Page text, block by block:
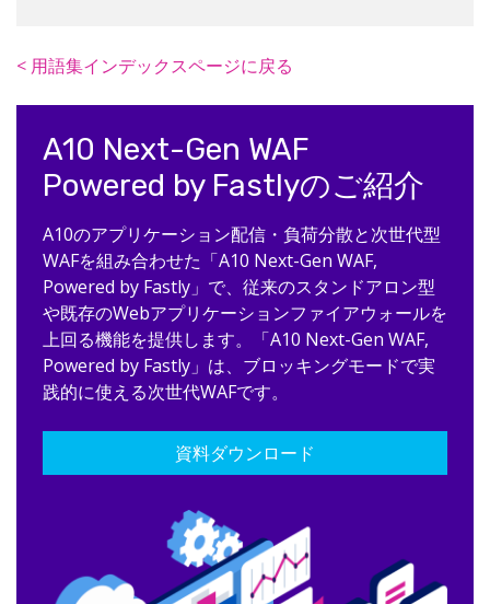
< 用語集インデックスページに戻る
A10 Next-Gen WAF
Powered by Fastlyのご紹介
A10のアプリケーション配信・負荷分散と次世代型
WAFを組み合わせた「A10 Next-Gen WAF,
Powered by Fastly」で、従来のスタンドアロン型
や既存のWebアプリケーションファイアウォールを
上回る機能を提供します。「A10 Next-Gen WAF,
Powered by Fastly」は、ブロッキングモードで実
践的に使える次世代WAFです。
資料ダウンロード